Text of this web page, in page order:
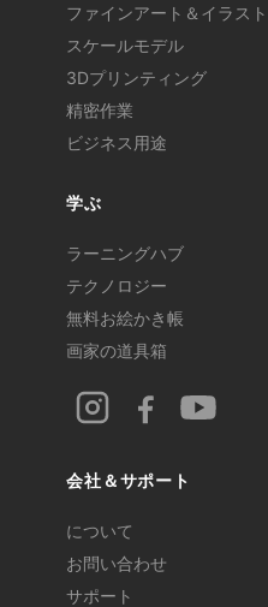
ファインアート＆イラスト
スケールモデル
3Dプリンティング
精密作業
ビジネス用途
学ぶ
ラーニングハブ
テクノロジー
無料お絵かき帳
画家の道具箱
会社＆サポート
について
お問い合わせ
サポート